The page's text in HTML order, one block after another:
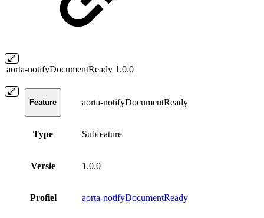
aorta-notifyDocumentReady 1.0.0
Feature aorta-notifyDocumentReady
Type Subfeature
Versie 1.0.0
Profiel aorta-notifyDocumentReady